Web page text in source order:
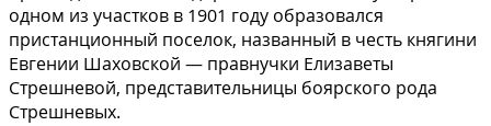
одном из участков в 1901 году образовался
пристанционный поселок, названный в честь княгини
Евгении Шаховской — правнучки Елизаветы
Стрешневой, представительницы боярского рода
Стрешневых.